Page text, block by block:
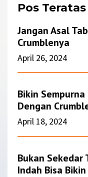
Pos Teratas
Jangan Asal
Crumblenya
April 26, 2024
Bikin
Dengan
April 18, 2024
Bukan Sekedar
Indah Bisa